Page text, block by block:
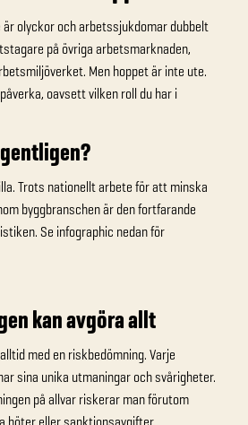
olyckor och arbetssjukdomar dubbelt
på övriga arbetsmarknaden,
Men hoppet är inte ute.
oavsett vilken roll du har i
Trots nationellt arbete för att minska
byggbranschen är den fortfarande
Se infographic nedan för
kan avgöra allt
med en riskbedömning. Varje
sina unika utmaningar och svårigheter.
på allvar riskerar man förutom